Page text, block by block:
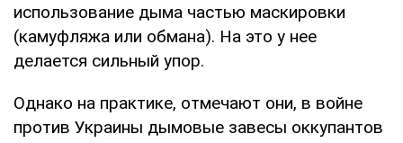
использование дыма частью маскировки
(камуфляжа или обмана). На это у нее
делается сильный упор.
Однако на практике, отмечают они, в войне
против Украины дымовые завесы оккупантов